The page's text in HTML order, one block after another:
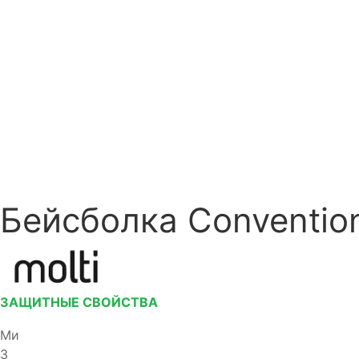
Бейсболка
ЗАЩИТНЫЕ СВОЙСТВА
Ми
З